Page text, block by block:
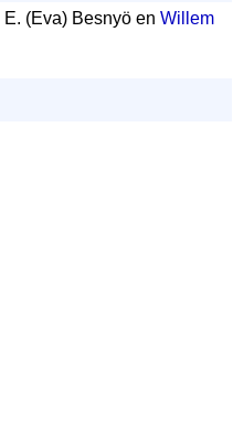
E. (Eva) Besnyö en Willem